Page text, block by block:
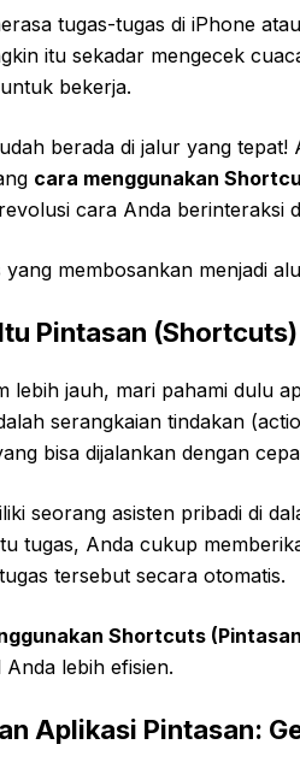
tugas-tugas di iPhone
itu sekadar mengecek
bekerja.
berada di jalur yang tepat!
cara menggunakan
cara Anda berinteraksi
membosankan menjadi
Pintasan (Shortcuts)
lebih jauh, mari pahami dulu
serangkaian tindakan
bisa dijalankan dengan
seorang asisten pribadi di
tugas, Anda cukup
tersebut secara otomatis.
Shortcuts
lebih efisien.
Aplikasi Pintasan: